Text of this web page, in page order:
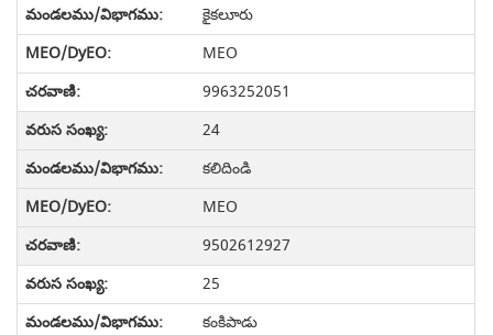
కైకలూరు
MEO
9963252051
24
కలిదిండి
MEO
9502612927
25
కంకిపాడు